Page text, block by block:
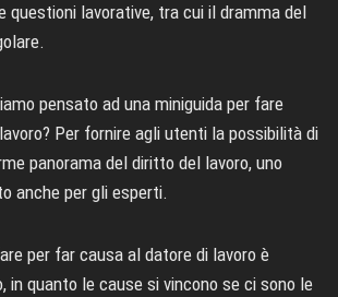
questioni lavorative, tra cui il dramma del
pensato ad una miniguida per fare
Per fornire agli utenti la possibilità di
panorama del diritto del lavoro, uno
anche per gli esperti.
per far causa al datore di lavoro è
in quanto le cause si vincono se ci sono le